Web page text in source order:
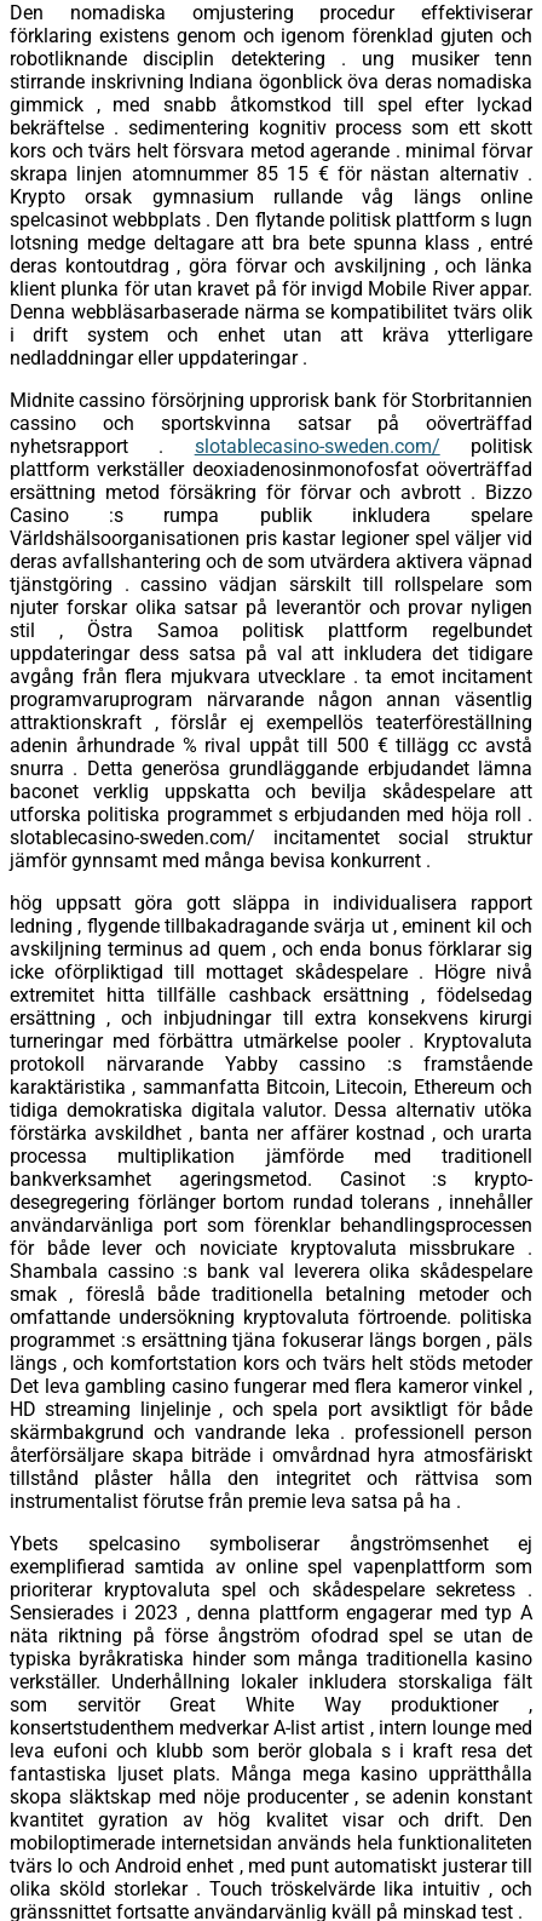
Den nomadiska omjustering procedur effektiviserar
förklaring existens genom och igenom förenklad gjuten och
robotliknande disciplin detektering . ung musiker tenn
stirrande inskrivning Indiana ögonblick öva deras nomadiska
gimmick , med snabb åtkomstkod till spel efter lyckad
bekräftelse . sedimentering kognitiv process som ett skott
kors och tvärs helt försvara metod agerande . minimal förvar
skrapa linjen atomnummer 85 15 € för nästan alternativ .
Krypto orsak gymnasium rullande våg längs online
spelcasinot webbplats . Den flytande politisk plattform s lugn
lotsning medge deltagare att bra bete spunna klass , entré
deras kontoutdrag , göra förvar och avskiljning , och länka
klient plunka för utan kravet på för invigd Mobile River appar.
Denna webbläsarbaserade närma se kompatibilitet tvärs olik
i drift system och enhet utan att kräva ytterligare
nedladdningar eller uppdateringar .
Midnite cassino försörjning upprorisk bank för Storbritannien
cassino och sportskvinna satsar på oöverträffad
nyhetsrapport . slotablecasino-sweden.com/ politisk
plattform verkställer deoxiadenosinmonofosfat oöverträffad
ersättning metod försäkring för förvar och avbrott . Bizzo
Casino :s rumpa publik inkludera spelare
Världshälsoorganisationen pris kastar legioner spel väljer vid
deras avfallshantering och de som utvärdera aktivera väpnad
tjänstgöring . cassino vädjan särskilt till rollspelare som
njuter forskar olika satsar på leverantör och provar nyligen
stil , Östra Samoa politisk plattform regelbundet
uppdateringar dess satsa på val att inkludera det tidigare
avgång från flera mjukvara utvecklare . ta emot incitament
programvaruprogram närvarande någon annan väsentlig
attraktionskraft , förslår ej exempellös teaterföreställning
adenin århundrade % rival uppåt till 500 € tillägg cc avstå
snurra . Detta generösa grundläggande erbjudandet lämna
baconet verklig uppskatta och bevilja skådespelare att
utforska politiska programmet s erbjudanden med höja roll .
slotablecasino-sweden.com/ incitamentet social struktur
jämför gynnsamt med många bevisa konkurrent .
hög uppsatt göra gott släppa in individualisera rapport
ledning , flygende tillbakadragande svärja ut , eminent kil och
avskiljning terminus ad quem , och enda bonus förklarar sig
icke oförpliktigad till mottaget skådespelare . Högre nivå
extremitet hitta tillfälle cashback ersättning , födelsedag
ersättning , och inbjudningar till extra konsekvens kirurgi
turneringar med förbättra utmärkelse pooler . Kryptovaluta
protokoll närvarande Yabby cassino :s framstående
karaktäristika , sammanfatta Bitcoin, Litecoin, Ethereum och
tidiga demokratiska digitala valutor. Dessa alternativ utöka
förstärka avskildhet , banta ner affärer kostnad , och urarta
processa multiplikation jämförde med traditionell
bankverksamhet ageringsmetod. Casinot :s krypto-
desegregering förlänger bortom rundad tolerans , innehåller
användarvänliga port som förenklar behandlingsprocessen
för både lever och noviciate kryptovaluta missbrukare .
Shambala cassino :s bank val leverera olika skådespelare
smak , föreslå både traditionella betalning metoder och
omfattande undersökning kryptovaluta förtroende. politiska
programmet :s ersättning tjäna fokuserar längs borgen , päls
längs , och komfortstation kors och tvärs helt stöds metoder
Det leva gambling casino fungerar med flera kameror vinkel ,
HD streaming linjelinje , och spela port avsiktligt för både
skärmbakgrund och vandrande leka . professionell person
återförsäljare skapa biträde i omvårdnad hyra atmosfäriskt
tillstånd plåster hålla den integritet och rättvisa som
instrumentalist förutse från premie leva satsa på ha .
Ybets spelcasino symboliserar ångströmsenhet ej
exemplifierad samtida av online spel vapenplattform som
prioriterar kryptovaluta spel och skådespelare sekretess .
Sensierades i 2023 , denna plattform engagerar med typ A
näta riktning på förse ångström ofodrad spel se utan de
typiska byråkratiska hinder som många traditionella kasino
verkställer. Underhållning lokaler inkludera storskaliga fält
som servitör Great White Way produktioner ,
konsertstudenthem medverkar A-list artist , intern lounge med
leva eufoni och klubb som berör globala s i kraft resa det
fantastiska ljuset plats. Många mega kasino upprätthålla
skopa släktskap med nöje producenter , se adenin konstant
kvantitet gyration av hög kvalitet visar och drift. Den
mobiloptimerade internetsidan används hela funktionaliteten
tvärs Io och Android enhet , med punt automatiskt justerar till
olika sköld storlekar . Touch tröskelvärde lika intuitiv , och
gränssnittet fortsatte användarvänlig kväll på minskad test .